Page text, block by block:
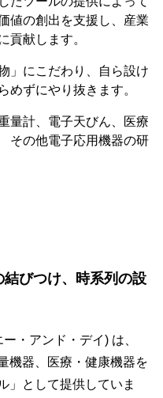
値の創出を支援し、産業
貢献します。
」にこだわり、自ら設け
めずにやり抜きます。
量計、電子天びん、医療
その他電子応用機器の研
びつけ、時系列の設
・アンド・デイ) は、
機器、医療・健康機器を
」として提供していま